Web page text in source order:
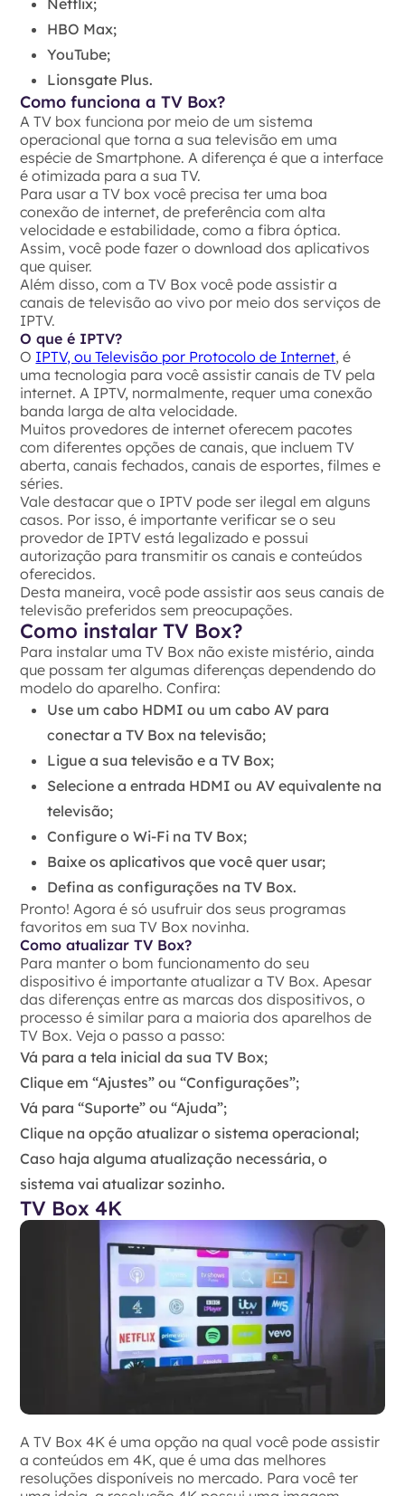
HBO Max;
YouTube;
Lionsgate Plus.
Como funciona a TV Box?
A TV box funciona por meio de um sistema
operacional que torna a sua televisão em uma
espécie de Smartphone. A diferença é que a interface
é otimizada para a sua TV.
Para usar a TV box você precisa ter uma boa
conexão de internet, de preferência com alta
velocidade e estabilidade, como a fibra óptica.
Assim, você pode fazer o download dos aplicativos
que quiser.
Além disso, com a TV Box você pode assistir a
canais de televisão ao vivo por meio dos serviços de
IPTV.
O que é IPTV?
O IPTV, ou Televisão por Protocolo de Internet, é
uma tecnologia para você assistir canais de TV pela
internet. A IPTV, normalmente, requer uma conexão
banda larga de alta velocidade.
Muitos provedores de internet oferecem pacotes
com diferentes opções de canais, que incluem TV
aberta, canais fechados, canais de esportes, filmes e
séries.
Vale destacar que o IPTV pode ser ilegal em alguns
casos. Por isso, é importante verificar se o seu
provedor de IPTV está legalizado e possui
autorização para transmitir os canais e conteúdos
oferecidos.
Desta maneira, você pode assistir aos seus canais de
televisão preferidos sem preocupações.
Como instalar TV Box?
Para instalar uma TV Box não existe mistério, ainda
que possam ter algumas diferenças dependendo do
modelo do aparelho. Confira:
Use um cabo HDMI ou um cabo AV para
conectar a TV Box na televisão;
Ligue a sua televisão e a TV Box;
Selecione a entrada HDMI ou AV equivalente na
televisão;
Configure o Wi-Fi na TV Box;
Baixe os aplicativos que você quer usar;
Defina as configurações na TV Box.
Pronto! Agora é só usufruir dos seus programas
favoritos em sua TV Box novinha.
Como atualizar TV Box?
Para manter o bom funcionamento do seu
dispositivo é importante atualizar a TV Box. Apesar
das diferenças entre as marcas dos dispositivos, o
processo é similar para a maioria dos aparelhos de
TV Box. Veja o passo a passo:
Vá para a tela inicial da sua TV Box;
Clique em “Ajustes” ou “Configurações”;
Vá para “Suporte” ou “Ajuda”;
Clique na opção atualizar o sistema operacional;
Caso haja alguma atualização necessária, o
sistema vai atualizar sozinho.
TV Box 4K
A TV Box 4K é uma opção na qual você pode assistir
a conteúdos em 4K, que é uma das melhores
resoluções disponíveis no mercado. Para você ter